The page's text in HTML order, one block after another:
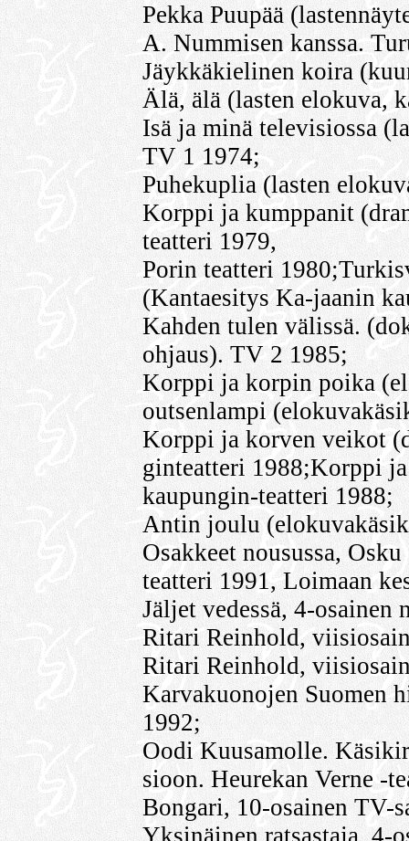
Pekka Puupää
A. Nummisen kanssa.
Jäykkäkielinen koira
Älä, älä (lasten elokuva,
Isä ja minä televisiossa
TV 1 1974;
Puhekuplia (lasten
Korppi ja kumppanit
teatteri 1979,
Porin teatteri
(Kantaesitys Ka-jaanin
Kahden tulen välissä.
ohjaus). TV 2 1985;
Korppi ja korpin poika
outsenlampi
Korppi ja korven veikot
ginteatteri 1988;Korppi
kaupungin-teatteri 1988;
Antin joulu
Osakkeet nousussa,
teatteri 1991, Loimaan
Jäljet vedessä, 4-
Ritari Reinhold,
Ritari Reinhold,
Karvakuonojen Suomen
1992;
Oodi Kuusamolle.
sioon. Heurekan Verne -
Bongari, 10-osainen TV-